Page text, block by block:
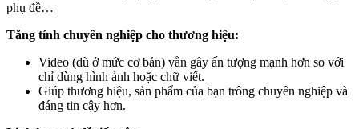
phụ đề…
Tăng tính chuyên nghiệp cho thương hiệu:
Video (dù ở mức cơ bản) vẫn gây ấn tượng mạnh hơn so với
chỉ dùng hình ảnh hoặc chữ viết.
Giúp thương hiệu, sản phẩm của bạn trông chuyên nghiệp và
đáng tin cậy hơn.